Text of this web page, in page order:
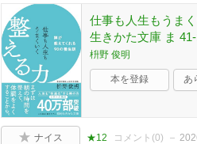
仕事も人生もうま
生きかた文庫 ま
枡野 俊明
本を登録 あ
ナイス ★12 コメント(0)